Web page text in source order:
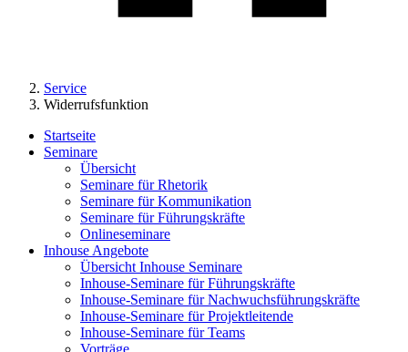
Service
Widerrufsfunktion
Startseite
Seminare
Übersicht
Seminare für Rhetorik
Seminare für Kommunikation
Seminare für Führungskräfte
Onlineseminare
Inhouse Angebote
Übersicht Inhouse Seminare
Inhouse-Seminare für Führungskräfte
Inhouse-Seminare für Nachwuchsführungskräfte
Inhouse-Seminare für Projektleitende
Inhouse-Seminare für Teams
Vorträge